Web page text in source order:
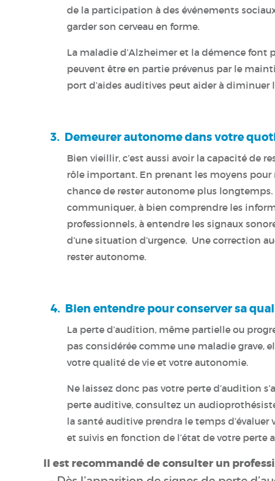
de la participation à des événements
garder son cerveau en forme.
La maladie d’Alzheimer et la démence
peuvent être en partie prévenus par le
port d’aides auditives peut aider à diminuer
3. Demeurer autonome dans votre
Bien vieillir, c’est aussi avoir la capacité de
rôle important. En prenant les moyens
chance de rester autonome plus
communiquer, à bien comprendre les
professionnels, à entendre les signaux
d’une situation d’urgence. Une correction
rester autonome.
4. Bien entendre pour conserver sa
La perte d’audition, même partielle ou
pas considérée comme une maladie grave,
votre qualité de vie et votre autonomie.
Ne laissez donc pas votre perte d’audition
perte auditive, consultez un
la santé auditive prendra le temps
et suivis en fonction de l’état de votre perte
Il est recommandé de consulter un